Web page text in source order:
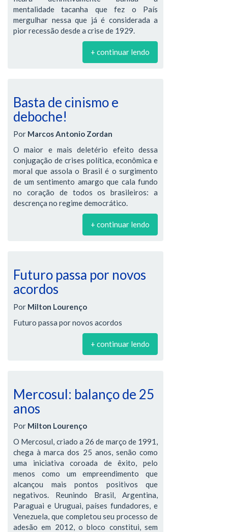
mentalidade tacanha que fez o País
mergulhar nessa que já é considerada a
pior recessão desde a crise de 1929.
+ continuar lendo
Basta de cinismo e
deboche!
Por Marcos Antonio Zordan
O maior e mais deletério efeito dessa
conjugação de crises política, econômica e
moral que assola o Brasil é o surgimento
de um sentimento amargo que cala fundo
no coração de todos os brasileiros: a
descrença no regime democrático.
+ continuar lendo
Futuro passa por novos
acordos
Por Milton Lourenço
Futuro passa por novos acordos
+ continuar lendo
Mercosul: balanço de 25
anos
Por Milton Lourenço
O Mercosul, criado a 26 de março de 1991,
chega à marca dos 25 anos, senão como
uma iniciativa coroada de êxito, pelo
menos como um empreendimento que
alcançou mais pontos positivos que
negativos. Reunindo Brasil, Argentina,
Paraguai e Uruguai, países fundadores, e
Venezuela, que completou seu processo de
adesão em 2012, o bloco constitui, sem